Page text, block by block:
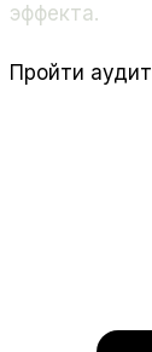
эффекта.
Пройти аудит